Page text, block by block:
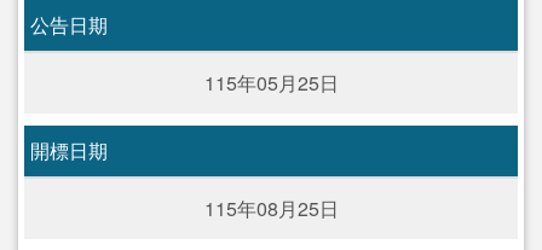
公告日期
115年05月25日
開標日期
115年08月25日